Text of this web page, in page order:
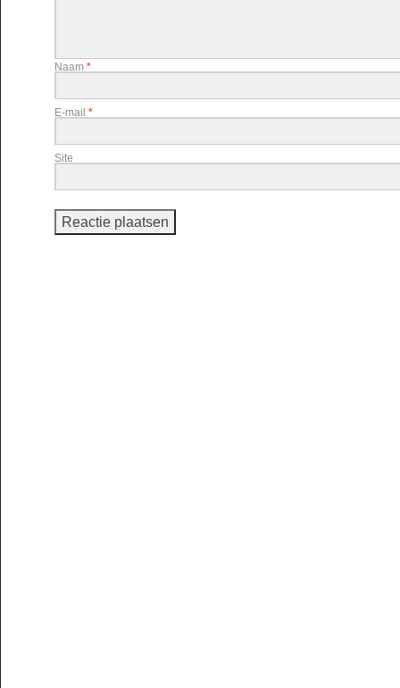
Naam *
E-mail *
Site